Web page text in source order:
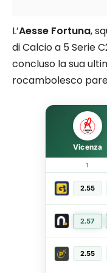
L’Aesse Fortuna,
di Calcio a 5 Serie
concluso la sua
rocambolesco
Vicenza
1
2.55
2.57
2.55